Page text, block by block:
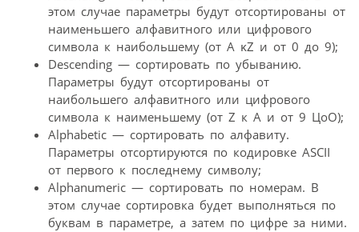
этом случае параметры будут отсортированы от
наименьшего алфавитного или цифрового
символа к наибольшему (от А κΖ и от 0 до 9);
Descending — сортировать по убыванию.
Параметры будут отсортированы от
наибольшего алфавитного или цифрового
символа к наименьшему (от Z к А и от 9 ЦоО);
Alphabetic — сортировать по алфавиту.
Параметры отсортируются по кодировке ASCII
от первого к последнему символу;
Alphanumeric — сортировать по номерам. В
этом случае сортировка будет выполняться по
буквам в параметре, а затем по цифре за ними.